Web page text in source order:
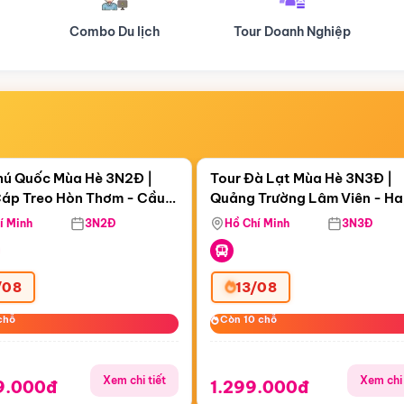
Tour Doanh Nghiệp Du lịch Hành Hương
05:29:12
Treo Hòn Thơm
Quốc Mùa Hè 3N2Đ |
Treo Hòn Thơm - Cầu
Viên Nước Aquatopia
Minh 3N2Đ
Xem chi tiết
Còn06 ngày 05:29:12
Tour Đà Lạt Mùa Hè 3N3Đ |
Quảng Trường Lâm Viên -
Hill - Puppy Farm
Hồ Chí Minh 3N3Đ
13/08
Còn 10 chỗ
Còn 10 chỗ
1.299.000đ Xem